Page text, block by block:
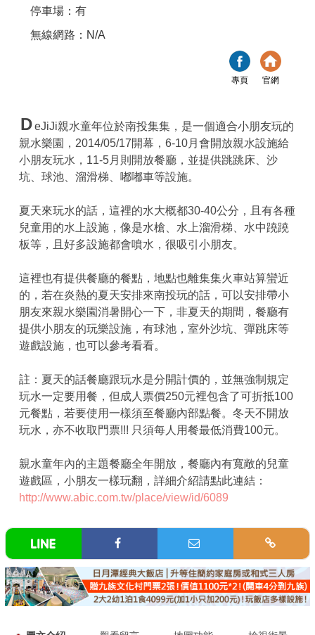
停車場：有
無線網路：N/A
專頁 官網
DeJiJi親水童年位於南投集集，是一個適合小朋友玩的
親水樂園，2014/05/17開幕，6-10月會開放親水設施給
小朋友玩水，11-5月則開放餐廳，並提供跳跳床、沙
坑、球池、溜滑梯、嘟嘟車等設施。
夏天來玩水的話，這裡的水大概都30-40公分，且有各種
兒童用的水上設施，像是水槍、水上溜滑梯、水中蹺蹺
板等，且好多設施都會噴水，很吸引小朋友。
這裡也有提供餐廳的餐點，地點也離集集火車站算蠻近
的，若在炎熱的夏天安排來南投玩的話，可以安排帶小
朋友來親水樂園消暑開心一下，非夏天的期間，餐廳有
提供小朋友的玩樂設施，有球池，室外沙坑、彈跳床等
遊戲設施，也可以參考看看。
註：夏天的話餐廳跟玩水是分開計價的，並無強制規定
玩水一定要用餐，但成人票價250元裡包含了可折抵100
元餐點，若要使用一樣須至餐廳內部點餐。冬天不開放
玩水，亦不收取門票!!! 只須每人用餐最低消費100元。
親水童年內的主題餐廳全年開放，餐廳內有寬敞的兒童
遊戲區，小朋友一樣玩翻，詳細介紹請點此連結：
http://www.abic.com.tw/place/view/id/6089